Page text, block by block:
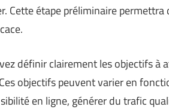
Cette étape préliminaire permettra
définir clairement les objectifs à
objectifs peuvent varier en
en ligne, générer du trafic